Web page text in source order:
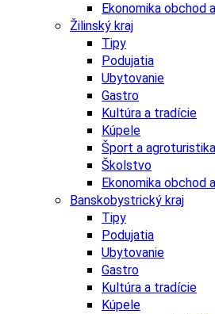
Ekonomika obchod
Žilinský kraj
Tipy
Podujatia
Ubytovanie
Gastro
Kultúra a tradície
Kúpele
Šport a agroturistika
Školstvo
Ekonomika obchod
Banskobystrický kraj
Tipy
Podujatia
Ubytovanie
Gastro
Kultúra a tradície
Kúpele